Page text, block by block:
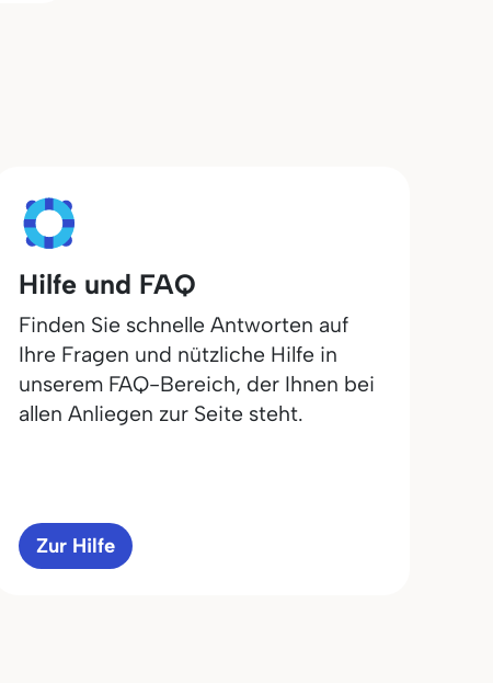
Hilfe und FAQ
Finden Sie schnelle Antworten auf
Ihre Fragen und nützliche Hilfe in
unserem FAQ-Bereich, der Ihnen bei
allen Anliegen zur Seite steht.
Zur Hilfe